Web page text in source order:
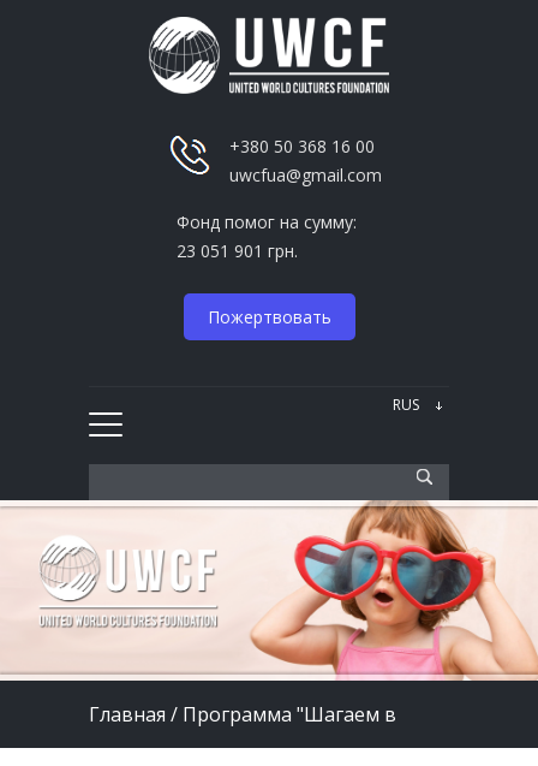
+380 50 368 16 00
uwcfua@gmail.com
Фонд помог на сумму:
23 051 901 грн.
Пожертвовать
Главная / Программа "Шагаем в